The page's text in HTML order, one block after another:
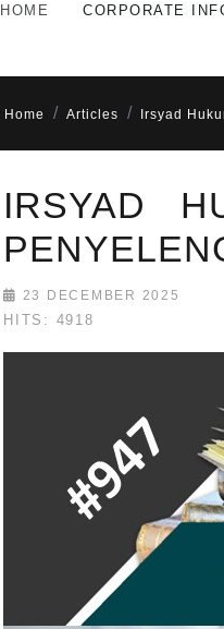
HOME CORPORATE
Home Articles Irsyad
IRSYAD
23 DECEMBER 2025
HITS: 4918